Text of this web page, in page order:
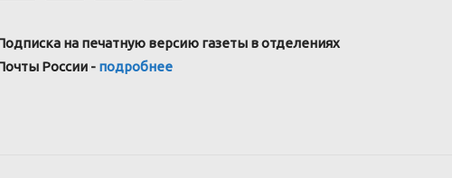
на печатную версию газеты в отделениях
России - подробнее